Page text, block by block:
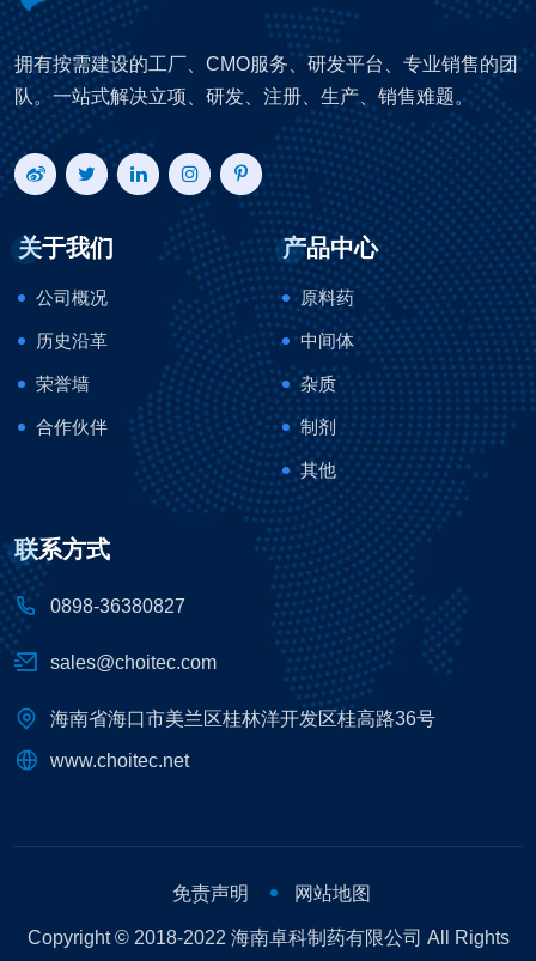
拥有按需建设的工厂、CMO服务、研发平台、专业销售的团
队。一站式解决立项、研发、注册、生产、销售难题。
关于我们
公司概况
历史沿革
荣誉墙
合作伙伴
产品中心
原料药
中间体
杂质
制剂
其他
联系方式
0898-36380827
sales@choitec.com
海南省海口市美兰区桂林洋开发区桂高路36号
www.choitec.net
免责声明 网站地图
Copyright © 2018-2022 海南卓科制药有限公司 All Rights